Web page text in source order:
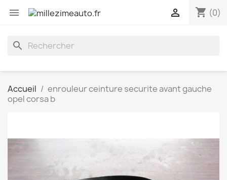
 shopping_cart (0)

search
Accueil
enrouleur ceinture securite avant gauche
opel corsa b